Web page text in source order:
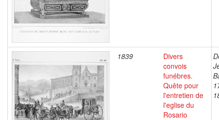
1839
Divers
convois
funébres.
Quête pour
l'entretien de
l'eglise du
Rosario